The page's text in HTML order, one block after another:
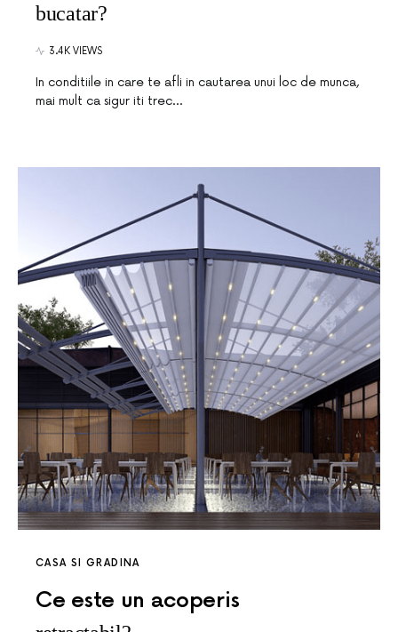
bucatar?
3.4K VIEWS
In conditiile in care te afli in cautarea unui loc de munca,
mai mult ca sigur iti trec…
CASA SI GRADINA
Ce este un acoperis